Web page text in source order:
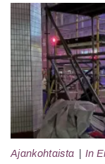
Ajankohtaista In